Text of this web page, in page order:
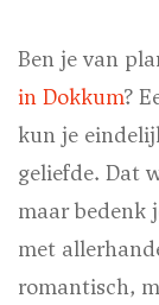
Ben je van
in Dokkum?
kun je
geliefde. Dat
maar bedenk
met
romantisch,